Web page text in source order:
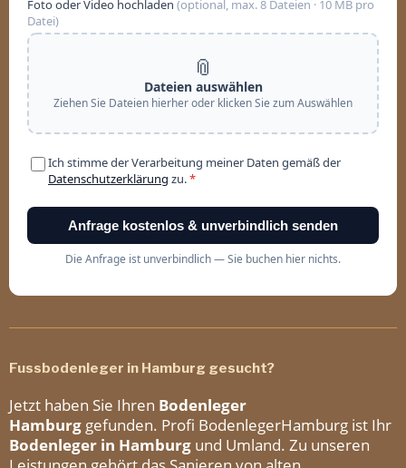
Fussbodenleger in Hamburg gesucht?
Jetzt haben Sie Ihren Bodenleger
Hamburg gefunden. Profi BodenlegerHamburg ist Ihr
Bodenleger in Hamburg und Umland. Zu unseren